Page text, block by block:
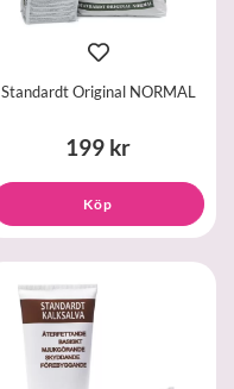
Standardt Original NORMAL
199 kr
Köp